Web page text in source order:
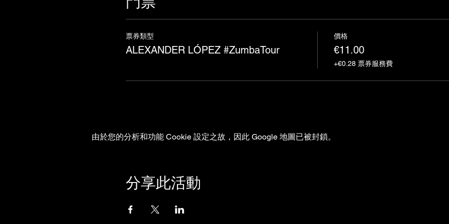
票券類型
ALEXANDER LÓPEZ #ZumbaTour
價格
€11.00
+€0.28 票券服務費
由於您的分析和功能 Cookie 設定之故，因此 Google 地圖已被封鎖。
分享此活動